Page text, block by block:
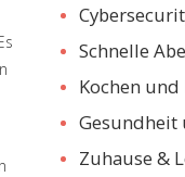
Schnelle
Kochen und
Gesundheit
Zuhause &